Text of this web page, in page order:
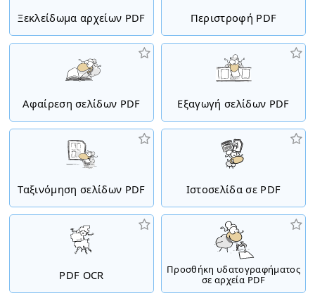
Ξεκλείδωμα αρχείων PDF Περιστροφή PDF
Αφαίρεση σελίδων PDF Εξαγωγή σελίδων PDF
Ταξινόμηση σελίδων PDF Ιστοσελίδα σε PDF
PDF OCR
Προσθήκη υδατογραφήματος
σε αρχεία PDF